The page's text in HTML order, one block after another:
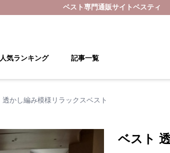
ベスト専門通販サイトベスティ
気ランキング 記事一覧
透かし編み模様リラックスベスト
ベスト